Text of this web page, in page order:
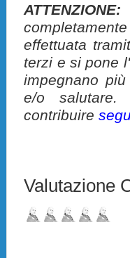
ATTENZIONE:
effettuata
terzi e si pone
impegnano
e/o salutare.
contribuire
Valutazione